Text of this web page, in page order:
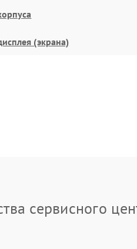
(экрана)
сервисного